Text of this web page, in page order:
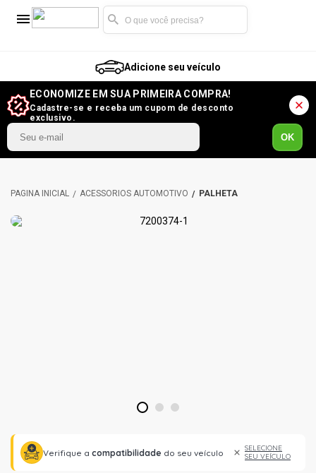
Adicione seu veículo
ECONOMIZE EM SUA PRIMEIRA COMPRA!
Cadastre-se e receba um cupom de desconto
exclusivo.
OK
ACESSÓRIOS AUTOMOTIVO PALHETA
1 2 3
Verifique a compatibilidade do seu veículo
SELECIONE
SEU VEÍCULO